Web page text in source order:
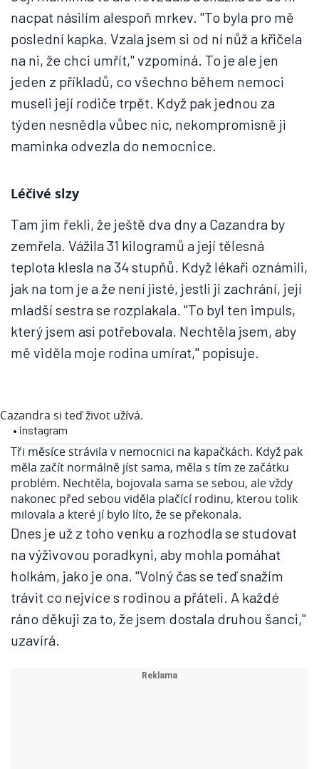
nacpat násilím alespoň mrkev. "To byla pro mě
poslední kapka. Vzala jsem si od ní nůž a křičela
na ni, že chci umřít," vzpomíná. To je ale jen
jeden z příkladů, co všechno během nemoci
museli její rodiče trpět. Když pak jednou za
týden nesnědla vůbec nic, nekompromisně ji
maminka odvezla do nemocnice.
Léčivé slzy
Tam jim řekli, že ještě dva dny a Cazandra by
zemřela. Vážila 31 kilogramů a její tělesná
teplota klesla na 34 stupňů. Když lékaři oznámili,
jak na tom je a že není jisté, jestli ji zachrání, její
mladší sestra se rozplakala. "To byl ten impuls,
který jsem asi potřebovala. Nechtěla jsem, aby
mě viděla moje rodina umírat," popisuje.
Cazandra si teď život užívá.
• instagram
Tři měsíce strávila v nemocnici na kapačkách. Když pak
měla začít normálně jíst sama, měla s tím ze začátku
problém. Nechtěla, bojovala sama se sebou, ale vždy
nakonec před sebou viděla plačící rodinu, kterou tolik
milovala a které jí bylo líto, že se překonala.
Dnes je už z toho venku a rozhodla se studovat
na výživovou poradkyni, aby mohla pomáhat
holkám, jako je ona. "Volný čas se teď snažím
trávit co nejvíce s rodinou a přáteli. A každé
ráno děkuji za to, že jsem dostala druhou šanci,"
uzavírá.